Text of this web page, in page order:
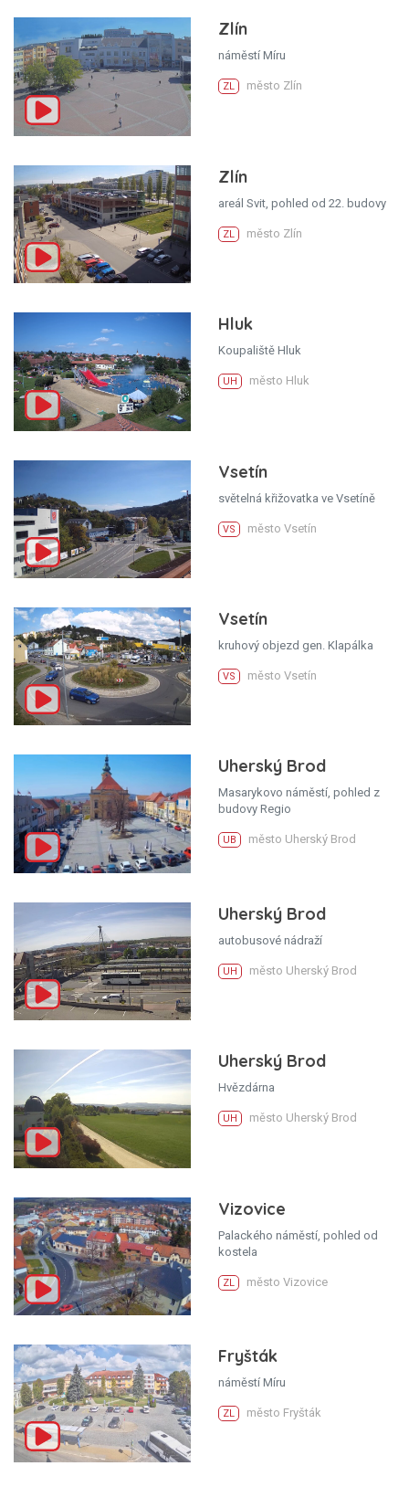
Zlín
náměstí Míru
ZL město Zlín
Zlín
areál Svit, pohled od 22. budovy
ZL město Zlín
Hluk
Koupaliště Hluk
UH město Hluk
Vsetín
světelná křižovatka ve Vsetíně
VS město Vsetín
Vsetín
kruhový objezd gen. Klapálka
VS město Vsetín
Uherský Brod
Masarykovo náměstí, pohled z
budovy Regio
UB město Uherský Brod
Uherský Brod
autobusové nádraží
UH město Uherský Brod
Uherský Brod
Hvězdárna
UH město Uherský Brod
Vizovice
Palackého náměstí, pohled od
kostela
ZL město Vizovice
Fryšták
náměstí Míru
ZL město Fryšták